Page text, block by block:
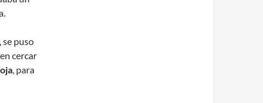
se puso
cercar
, para